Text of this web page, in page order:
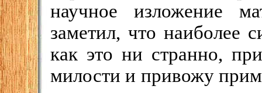
научное изложение
заметил, что наиболее
как это ни странно,
милости и привожу